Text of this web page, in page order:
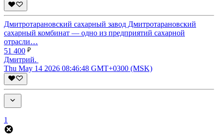
Дмитротарановский сахарный завод Дмитротарановский
сахарный комбинат — одно из предприятий сахарной
отрасли…
51 400
Дмитрий.
Thu May 14 2026 08:46:48 GMT+0300 (MSK)
1